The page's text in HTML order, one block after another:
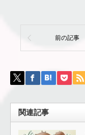
前の記事
関連記事